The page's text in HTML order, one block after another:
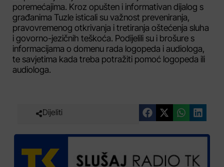
poremećajima. Kroz opušten i informativan dijalog s
građanima Tuzle isticali su važnost preveniranja,
pravovremenog otkrivanja i tretiranja oštećenja sluha
i govorno-jezičnih teškoća. Podijelili su i brošure s
informacijama o domenu rada logopeda i audiologa,
te savjetima kada treba potražiti pomoć logopeda ili
audiologa.
Dijeliti